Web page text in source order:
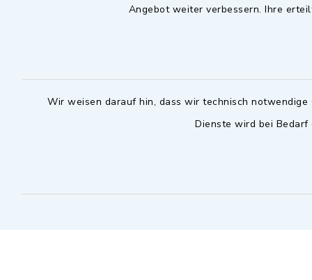
Angebot weiter verbessern. Ihre
Wir weisen darauf hin, dass wir technisch
Dienste wird bei
09102 9958-111
Notfallnummer Bauhof
16.30 bis
möglich -